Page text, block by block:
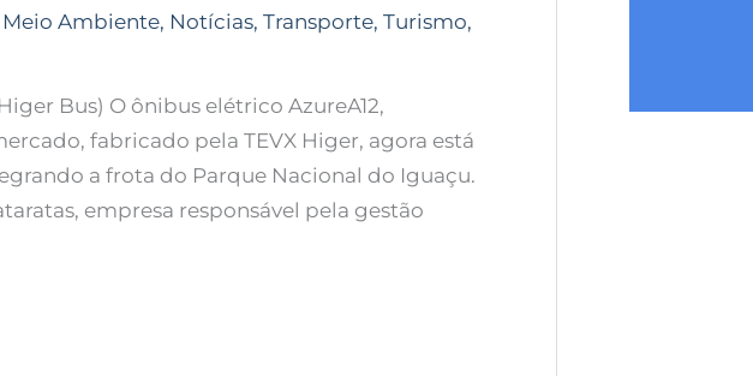
Meio Ambiente, Notícias, Transporte, Turismo,
Bus) O ônibus elétrico AzureA12,
fabricado pela TEVX Higer, agora está
a frota do Parque Nacional do Iguaçu.
empresa responsável pela gestão